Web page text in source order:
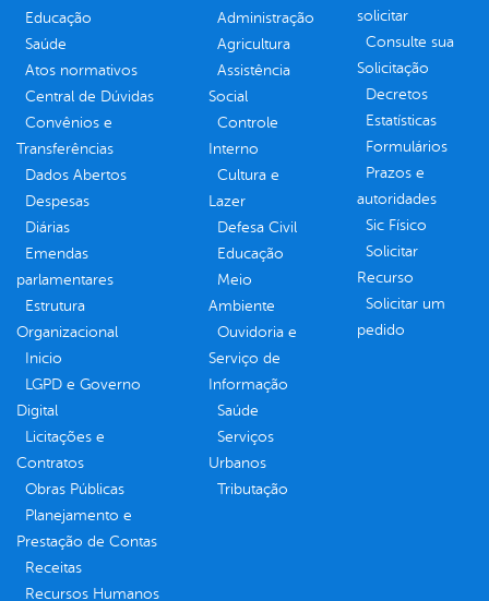
Educação
Saúde
Atos normativos
Central de Dúvidas
Convênios e
Transferências
Dados Abertos
Despesas
Diárias
Emendas
parlamentares
Estrutura
Organizacional
Inicio
LGPD e Governo
Digital
Licitações e
Contratos
Obras Públicas
Planejamento e
Prestação de Contas
Receitas
Recursos Humanos
Administração
Agricultura
Assistência
Social
Controle
Interno
Cultura e
Lazer
Defesa Civil
Educação
Meio
Ambiente
Ouvidoria e
Serviço de
Informação
Saúde
Serviços
Urbanos
Tributação
solicitar
Consulte sua
Solicitação
Decretos
Estatísticas
Formulários
Prazos e
autoridades
Sic Físico
Solicitar
Recurso
Solicitar um
pedido